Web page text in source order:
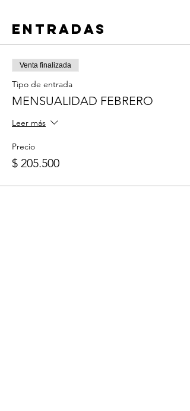
Entradas
Venta finalizada
Tipo de entrada
MENSUALIDAD FEBRERO
Leer más
Precio
$ 205.500